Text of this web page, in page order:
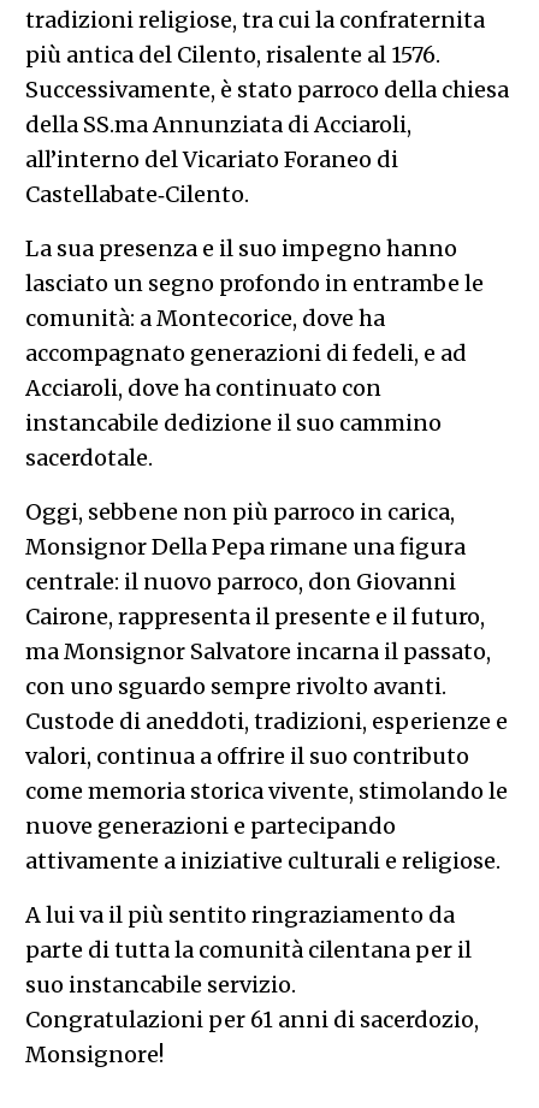
tradizioni religiose, tra cui la confraternita
più antica del Cilento, risalente al 1576.
Successivamente, è stato parroco della chiesa
della SS.ma Annunziata di Acciaroli,
all’interno del Vicariato Foraneo di
Castellabate‑Cilento.
La sua presenza e il suo impegno hanno
lasciato un segno profondo in entrambe le
comunità: a Montecorice, dove ha
accompagnato generazioni di fedeli, e ad
Acciaroli, dove ha continuato con
instancabile dedizione il suo cammino
sacerdotale.
Oggi, sebbene non più parroco in carica,
Monsignor Della Pepa rimane una figura
centrale: il nuovo parroco, don Giovanni
Cairone, rappresenta il presente e il futuro,
ma Monsignor Salvatore incarna il passato,
con uno sguardo sempre rivolto avanti.
Custode di aneddoti, tradizioni, esperienze e
valori, continua a offrire il suo contributo
come memoria storica vivente, stimolando le
nuove generazioni e partecipando
attivamente a iniziative culturali e religiose.
A lui va il più sentito ringraziamento da
parte di tutta la comunità cilentana per il
suo instancabile servizio.
Congratulazioni per 61 anni di sacerdozio,
Monsignore!